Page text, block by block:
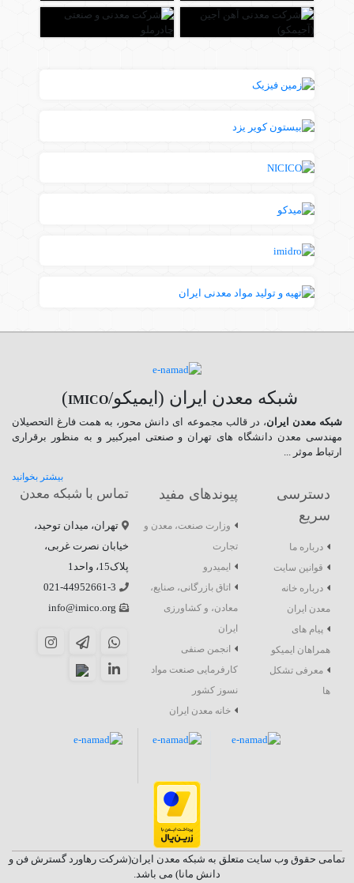
شبکه معدن ایران (ایمیکو/IMICO
)
شبکه معدن ایران، در قالب مجموعه ای دانش محور، به همت فارغ­ التحصیلان
مهندسی معدن دانشگاه ­های تهران و صنعتی امیرکبیر و به منظور برقراری
ارتباط موثر ...
بیشتر بخوانید
دسترسی
سریع
درباره ما
قوانین سایت
درباره خانه
معدن ایران
پیام های
همراهان ایمیکو
معرفی تشکل
ها
پیوندهای مفید
وزارت صنعت، معدن و
تجارت
ایمیدرو
اتاق بازرگانی، صنایع،
معادن، و کشاورزی
ایران
انجمن صنفی
کارفرمایی صنعت مواد
نسوز کشور
خانه معدن ایران
تماس با شبکه معدن
تهران، میدان توحید،
خیابان نصرت غربی،
پلاک15، واحد1
021-44952661-3
info@imico.org
تمامی حقوق وب سایت متعلق به شبکه معدن ایران(شرکت رهاورد گسترش فن و
دانش مانا) می باشد.